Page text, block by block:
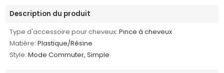
Description du produit
Type d'accessoire pour cheveux: Pince à cheveux
Matière: Plastique/Résine
Style: Mode Commuter, Simple